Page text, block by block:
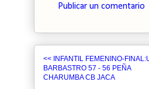
Publicar un comentario
<< INFANTIL FEMENINO-
BARBASTRO 57 - 56 PEÑA
CHARUMBA CB JACA